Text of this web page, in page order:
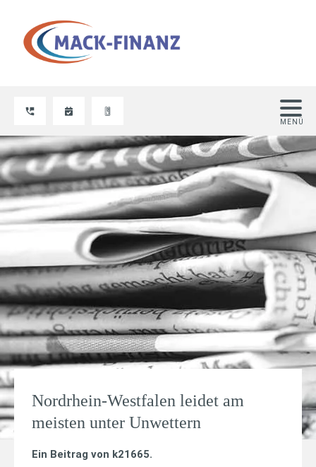
Nordrhein-Westfalen leidet am
meisten unter Unwettern
Ein Beitrag von k21665.